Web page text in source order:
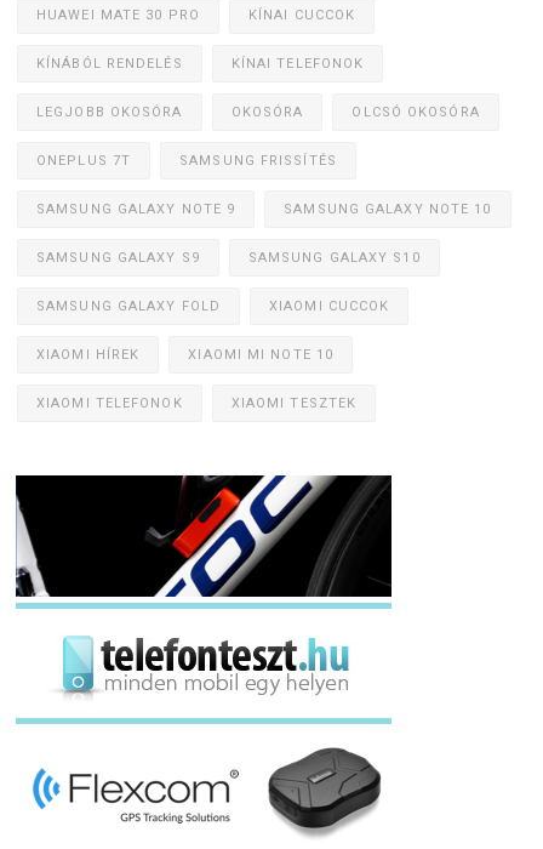
HUAWEI MATE 30 PRO KÍNAI CUCCOK
KÍNÁBÓL RENDELÉS KÍNAI TELEFONOK
LEGJOBB OKOSÓRA OKOSÓRA OLCSÓ OKOSÓRA
ONEPLUS 7T SAMSUNG FRISSÍTÉS
SAMSUNG GALAXY NOTE 9 SAMSUNG GALAXY NOTE 10
SAMSUNG GALAXY S9 SAMSUNG GALAXY S10
SAMSUNG GALAXY FOLD XIAOMI CUCCOK
XIAOMI HÍREK XIAOMI MI NOTE 10
XIAOMI TELEFONOK XIAOMI TESZTEK